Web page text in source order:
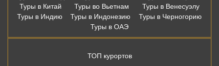
Туры в Китай
Туры во Вьетнам
Туры в Венесуэлу
Туры в Индию
Туры в Индонезию
Туры в Черногорию
Туры в ОАЭ
ТОП курортов